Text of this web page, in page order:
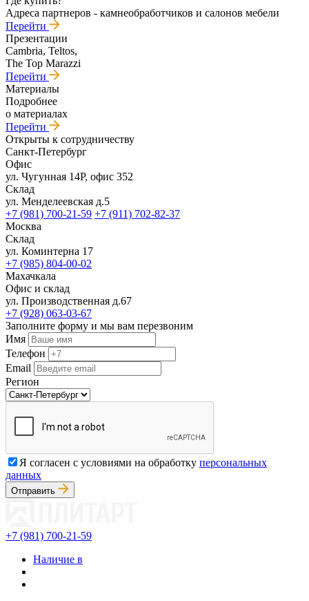
Адреса партнеров - камнеобработчиков и салонов мебели
Перейти
Презентации
Cambria, Teltos,
The Top Marazzi
Перейти
Материалы
Подробнее
о материалах
Перейти
Открыты к сотрудничеству
Санкт-Петербург
Офис
ул. Чугунная 14Р, офис 352
Склад
ул. Менделеевская д.5
+7 (981) 700-21-59 +7 (911) 702-82-37
Москва
Склад
ул. Коминтерна 17
+7 (985) 804-00-02
Махачкала
Офис и склад
ул. Производственная д.67
+7 (928) 063-03-67
Заполните форму и мы вам перезвоним
Имя
Телефон
Email
Регион
Я согласен с условиями на обработку персональных
данных
Отправить
+7 (981) 700-21-59
Наличие в